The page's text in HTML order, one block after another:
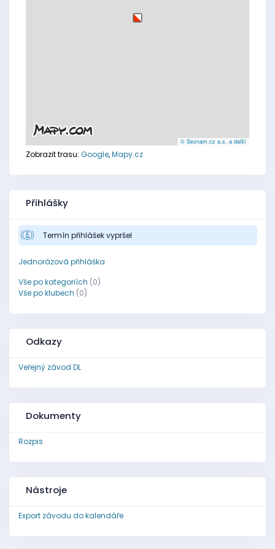
© Seznam.cz a.s. a další
Zobrazit trasu: Google,Mapy.cz
Přihlášky
Termín přihlášek vypršel
Jednorázová přihláška
Vše po kategoriích (0)
Vše po klubech (0)
Odkazy
Veřejný závod DL
Dokumenty
Rozpis
Nástroje
Export závodu do kalendáře